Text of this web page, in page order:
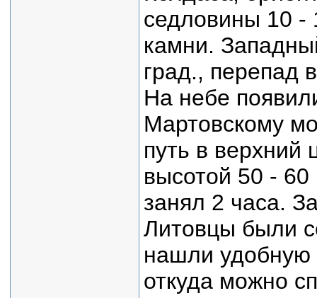
седловины 10 -
камни.
град., перепад
На небе
Мартовскому
путь в верхний
высотой 50 -
занял 2 часа.
Литовцы были
нашли удобную
откуда можно